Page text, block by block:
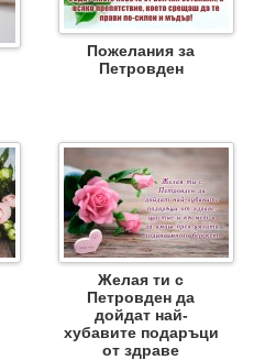
Пожелания за
Петровден
Желая ти с
Петровден да
дойдат най-
хубавите подаръци
от здраве